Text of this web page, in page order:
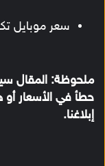
سعر موبايل
ملحوظة: المقال
حطأ في الأسعار أو
إبلاغنا.